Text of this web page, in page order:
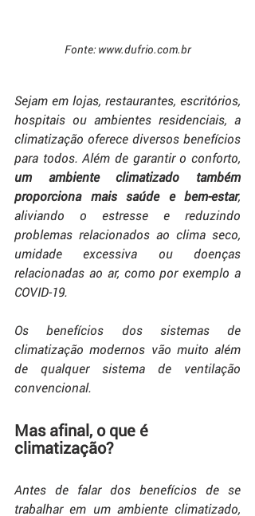
Fonte: www.dufrio.com.br
Sejam em lojas, restaurantes, escritórios,
hospitais ou ambientes residenciais, a
climatização oferece diversos benefícios
para todos. Além de garantir o conforto,
um ambiente climatizado também
proporciona mais saúde e bem-estar,
aliviando o estresse e reduzindo
problemas relacionados ao clima seco,
umidade excessiva ou doenças
relacionadas ao ar, como por exemplo a
COVID-19.
Os benefícios dos sistemas de
climatização modernos vão muito além
de qualquer sistema de ventilação
convencional.
Mas afinal, o que é
climatização?
Antes de falar dos benefícios de se
trabalhar em um ambiente climatizado,